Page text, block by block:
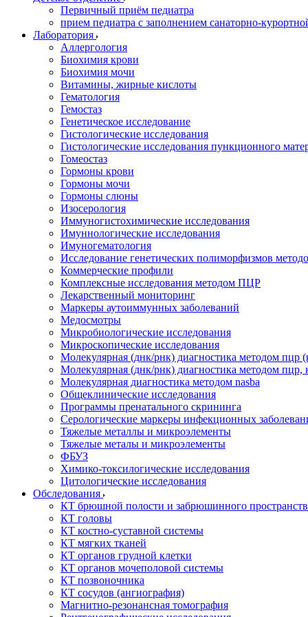
Первичный приём педиатра
прием педиатра с заполнением санаторно-
Лаборатория
Аллергология
Биохимия крови
Биохимия мочи
Витамины, жирные кислоты
Гематология
Гемостаз
Генетическое исследование
Гистологические исследования
Гистологические исследования пункционного
Гомеостаз
Гормоны крови
Гормоны мочи
Гормоны слюны
Изосерология
Иммуногистохимические исследования
Имуннологические исследования
Имуногематология
Исследование генетических полиморфизмов
Коммерческие профили
Комплексные исследования методом ПЦР
Лекарственный мониторинг
Маркеры аутоиммунных заболеваний
Медосмотры
Микробиологические исследования
Микроскопические исследования
Молекулярная (днк/рнк) диагностика методом пцр
Молекулярная (днк/рнк) диагностика методом пцр,
Молекулярная диагностика методом nasba
Общеклинические исследования
Программы пренатального скрининга
Серологические маркеры инфекционных
Тяжелые металлы и микроэлементы
Тяжелые металы и микроэлементы
ФБУЗ
Химико-токсилогические исследования
Цитологические исследования
Обследования
КТ брюшной полости и забрюшинного
КТ головы
КТ костно-суставной системы
КТ мягких тканей
КТ органов грудной клетки
КТ органов мочеполовой системы
КТ позвоночника
КТ сосудов (ангиография)
Магнитно-резонансная томография